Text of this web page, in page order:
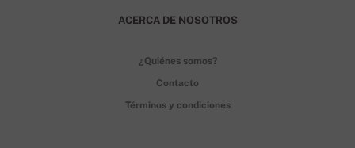
ACERCA DE NOSOTROS
¿Quiénes somos?
Contacto
Términos y condiciones